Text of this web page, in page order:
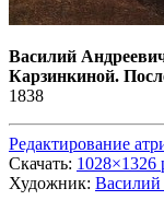
Василий
Карзинкиной.
1838
Редактирование
Скачать: 1028×1326
Художник: